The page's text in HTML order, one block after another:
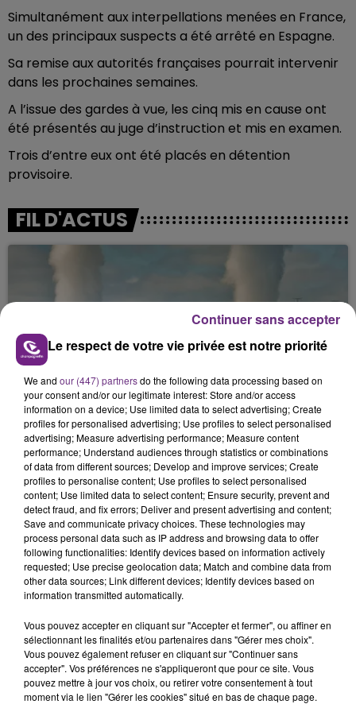
Simultanément aux interpellations menées en France,
un des principaux suspects a été arrêté en Espagne.
Sa remise aux autorités françaises pourrait intervenir
dans les prochaines semaines.
A l’issue des gardes à vue, les cinq mis en cause ont
été présentés au juge d’instruction et mis en examen.
Trois d’entre eux ont été placés en détention
provisoire.
FIL D'ACTUS
LA CENTRALE NUCLÉAIRE DE CHOOZ
TOUJOURS À L'ARRÊT
Cela fait déjà une semaine que la centrale
nucléaire ardennaise est à l'arrêt. Une situation
justifiée par la sécheresse intense qui est toujours
présente.
LE MAGASIN JOUÉCLUB DE REIMS FERME
C'était l'une des institutions du centre-ville
rémois. Le magasin JouéClub est contraint de
fermer ses portes.
TITRES DIFFUSÉS
Le respect de votre vie privée est notre priorité
We and our (447) partnersdo the following data processing based on
your consent and/or our legitimate interest: Store and/or access
information on a device; Use limited data to select advertising; Create
profiles for personalised advertising; Use profiles to select personalised
advertising; Measure advertising performance; Measure content
performance; Understand audiences through statistics or combinations
of data from different sources; Develop and improve services; Create
profiles to personalise content; Use profiles to select personalised
content; Use limited data to select content; Ensure security, prevent and
detect fraud, and fix errors; Deliver and present advertising and content;
Save and communicate privacy choices. These technologies may
process personal data such as IP address and browsing data to offer
following functionalities: Identify devices based on information actively
requested; Use precise geolocation data; Match and combine data from
other data sources; Link different devices; Identify devices based on
information transmitted automatically.
Vous pouvez accepter en cliquant sur "Accepter et fermer", ou affiner en
sélectionnant les finalités et/ou partenaires dans "Gérer mes choix".
Vous pouvez également refuser en cliquant sur "Continuer sans
accepter". Vos préférences ne s'appliqueront que pour ce site. Vous
pouvez mettre à jour vos choix, ou retirer votre consentement à tout
moment via le lien "Gérer les cookies" situé en bas de chaque page.
Continuer sans accepter